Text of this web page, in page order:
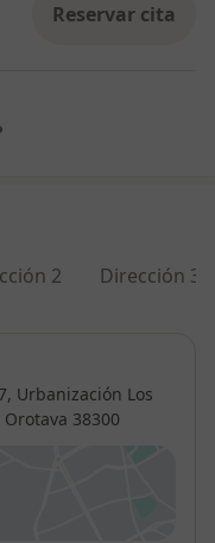
Reservar cita
2 Dirección 3
Urbanización Los
Orotava 38300
en una nueva